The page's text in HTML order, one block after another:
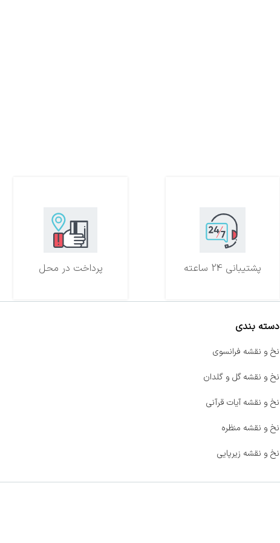
پرداخت در محل پشتیبانی 24 ساعته
دسته بندی
نخ و نقشه فرانسوی
نخ و نقشه گل و گلدان
نخ و نقشه آیات قرآنی
نخ و نقشه منظره
نخ و نقشه زیرپایی